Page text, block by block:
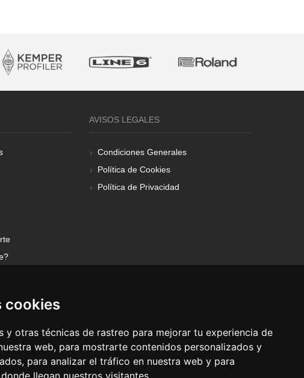
cookies
y otras técnicas de rastreo para mejorar tu experiencia de
web, para mostrarte contenidos personalizados y
para analizar el tráfico en nuestra web y para
llegan nuestros visitantes.
AVISOS LEGALES
Condiciones Generales
Política de Cookies
Política de Privacidad